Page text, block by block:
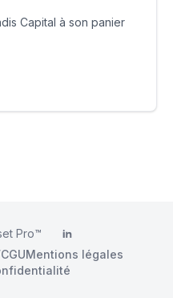
Capital à son panier
Pro™ LinkedIn
CGUMentions légales